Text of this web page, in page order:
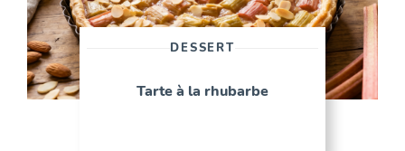
DESSERT
Tarte à la rhubarbe